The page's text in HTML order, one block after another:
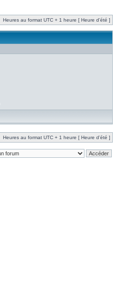
Heures au format UTC + 1 heure [ Heure d’été ]
Heures au format UTC + 1 heure [ Heure d’été ]